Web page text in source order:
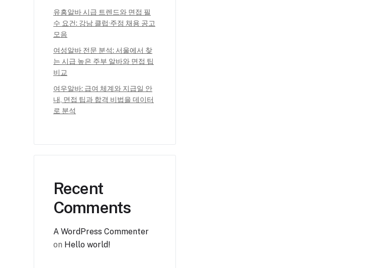
유흥알바 시급 트렌드와 면접 필
수 요건: 강남 클럽·주점 채용 공고
모음
여성알바 전문 분석: 서울에서 찾
는 시급 높은 주부 알바와 면접 팁
비교
여우알바: 급여 체계와 지급일 안
내, 면접 팁과 합격 비법을 데이터
로 분석
Recent
Comments
A WordPress Commenter
on Hello world!